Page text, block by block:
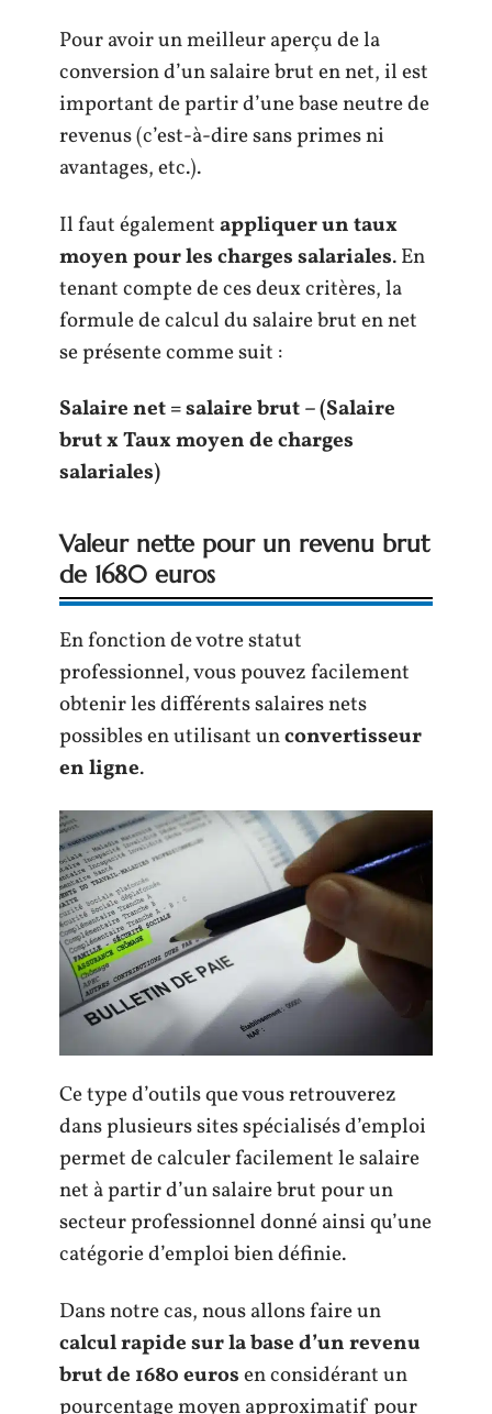
Pour avoir un meilleur aperçu de la
conversion d’un salaire brut en net, il est
important de partir d’une base neutre de
revenus (c’est-à-dire sans primes ni
avantages, etc.).
Il faut égalementappliquer un taux
moyen pour les charges salariales. En
tenant compte de ces deux critères, la
formule de calcul du salaire brut en net
se présente comme suit :
Salaire net = salaire brut – (Salaire
brut x Taux moyen de charges
salariales)
Valeur nette pour un revenu brut
de 1680 euros
En fonction de votre statut
professionnel, vous pouvez facilement
obtenir les différents salaires nets
possibles en utilisant unconvertisseur
en ligne.
Ce type d’outils que vous retrouverez
dans plusieurs sites spécialisés d’emploi
permet de calculer facilement le salaire
net à partir d’un salaire brut pour un
secteur professionnel donné ainsi qu’une
catégorie d’emploi bien définie.
Dans notre cas, nous allons faire un
calcul rapide sur la base d’un revenu
brut de 1680 eurosen considérant un
pourcentage moyen approximatif pour